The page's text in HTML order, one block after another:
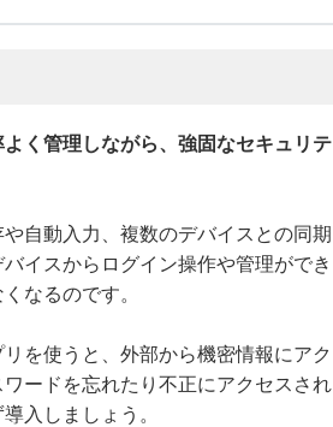
く管理しながら、強固なセキュリテ
自動入力、複数のデバイスとの同期
イスからログイン操作や管理ができ
なるのです。
を使うと、外部から機密情報にアク
ードを忘れたり不正にアクセスされ
入しましょう。